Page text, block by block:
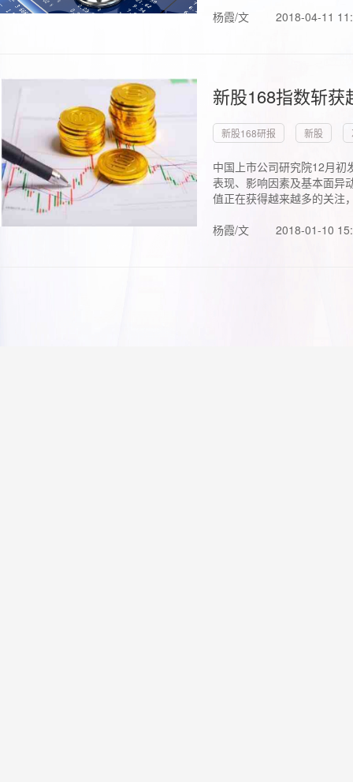
杨霞/文 2018-04-11
新股168指数斩
新股168研报 新股
中国上市公司研究院12月初
表现、影响因素及基本面异
值正在获得越来越多的关注
杨霞/文
2018-01-10